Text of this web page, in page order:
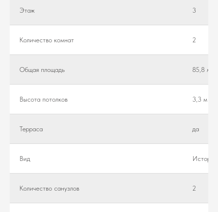
Этаж 3
Количество комнат 2
Общая площадь 85,8 м²
Высота потолков 3,3 м
Teppaca да
Вид
Количество санузлов 2